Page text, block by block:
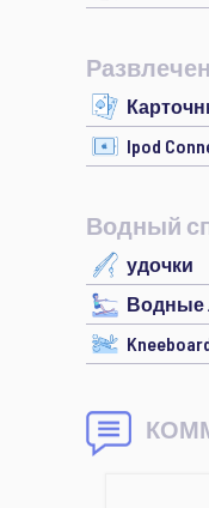
Ipod
Водный
удочки
Водные